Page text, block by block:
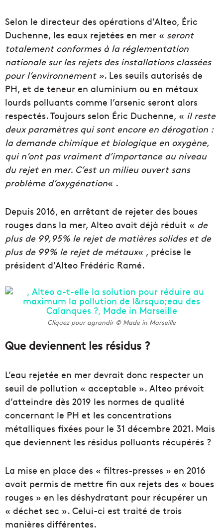
Selon le directeur des opérations d’Alteo, Éric
Duchenne, les eaux rejetées en mer « seront
totalement conformes à la réglementation
nationale sur les rejets des installations classées
pour l’environnement ». Les seuils autorisés de
PH, et de teneur en aluminium ou en métaux
lourds polluants comme l’arsenic seront alors
respectés. Toujours selon Éric Duchenne, « il reste
deux paramètres qui sont encore en dérogation :
la demande chimique et biologique en oxygène,
qui n’ont pas vraiment d’importance au niveau
du rejet en mer. C’est un milieu ouvert sans
problème d’oxygénation« .
Depuis 2016, en arrêtant de rejeter des boues
rouges dans la mer, Alteo avait déjà réduit « de
plus de 99,95% le rejet de matières solides et de
plus de 99% le rejet de métaux« , précise le
président d’Alteo Frédéric Ramé.
Cliquez pour agrandir © Made in Marseille
Que deviennent les résidus ?
L’eau rejetée en mer devrait donc respecter un
seuil de pollution « acceptable ». Alteo prévoit
d’atteindre dès 2019 les normes de qualité
concernant le PH et les concentrations
métalliques fixées pour le 31 décembre 2021. Mais
que deviennent les résidus polluants récupérés ?
La mise en place des « filtres-presses » en 2016
avait permis de mettre fin aux rejets des « boues
rouges » en les déshydratant pour récupérer un
« déchet sec ». Celui-ci est traité de trois
manières différentes.